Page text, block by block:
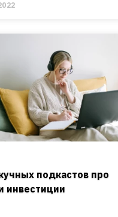
подкастов про
инвестиции